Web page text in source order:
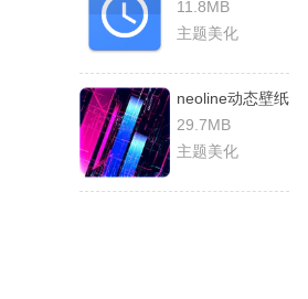
11.8MB
主题美化
neoline动态壁纸
手机正版
29.7MB
主题美化